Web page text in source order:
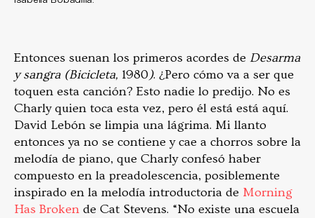
Entonces suenan los primeros acordes de Desarma
y sangra (Bicicleta, 1980). ¿Pero cómo va a ser que
toquen esta canción? Esto nadie lo predijo. No es
Charly quien toca esta vez, pero él está está aquí.
David Lebón se limpia una lágrima. Mi llanto
entonces ya no se contiene y cae a chorros sobre la
melodía de piano, que Charly confesó haber
compuesto en la preadolescencia, posiblemente
inspirado en la melodía introductoria de Morning
Has Broken de Cat Stevens. “No existe una escuela